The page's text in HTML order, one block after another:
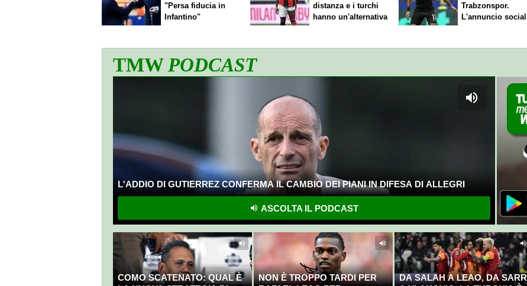
"Persa fiducia in
Infantino"
distanza e i turchi
hanno un'alternativa
Trabzonspor.
L'annuncio social
TMWPODCAST
L'ADDIO DI GUTIERREZ CONFERMA IL CAMBIO DEI PIANI IN DIFESA DI ALLEGRI
ASCOLTA IL PODCAST
COMO SCATENATO: QUAL È
NON È TROPPO TARDI PER
DA SALAH A LEAO, DA SARR